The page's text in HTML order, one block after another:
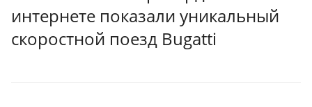
интернете показали уникальный
скоростной поезд Bugatti